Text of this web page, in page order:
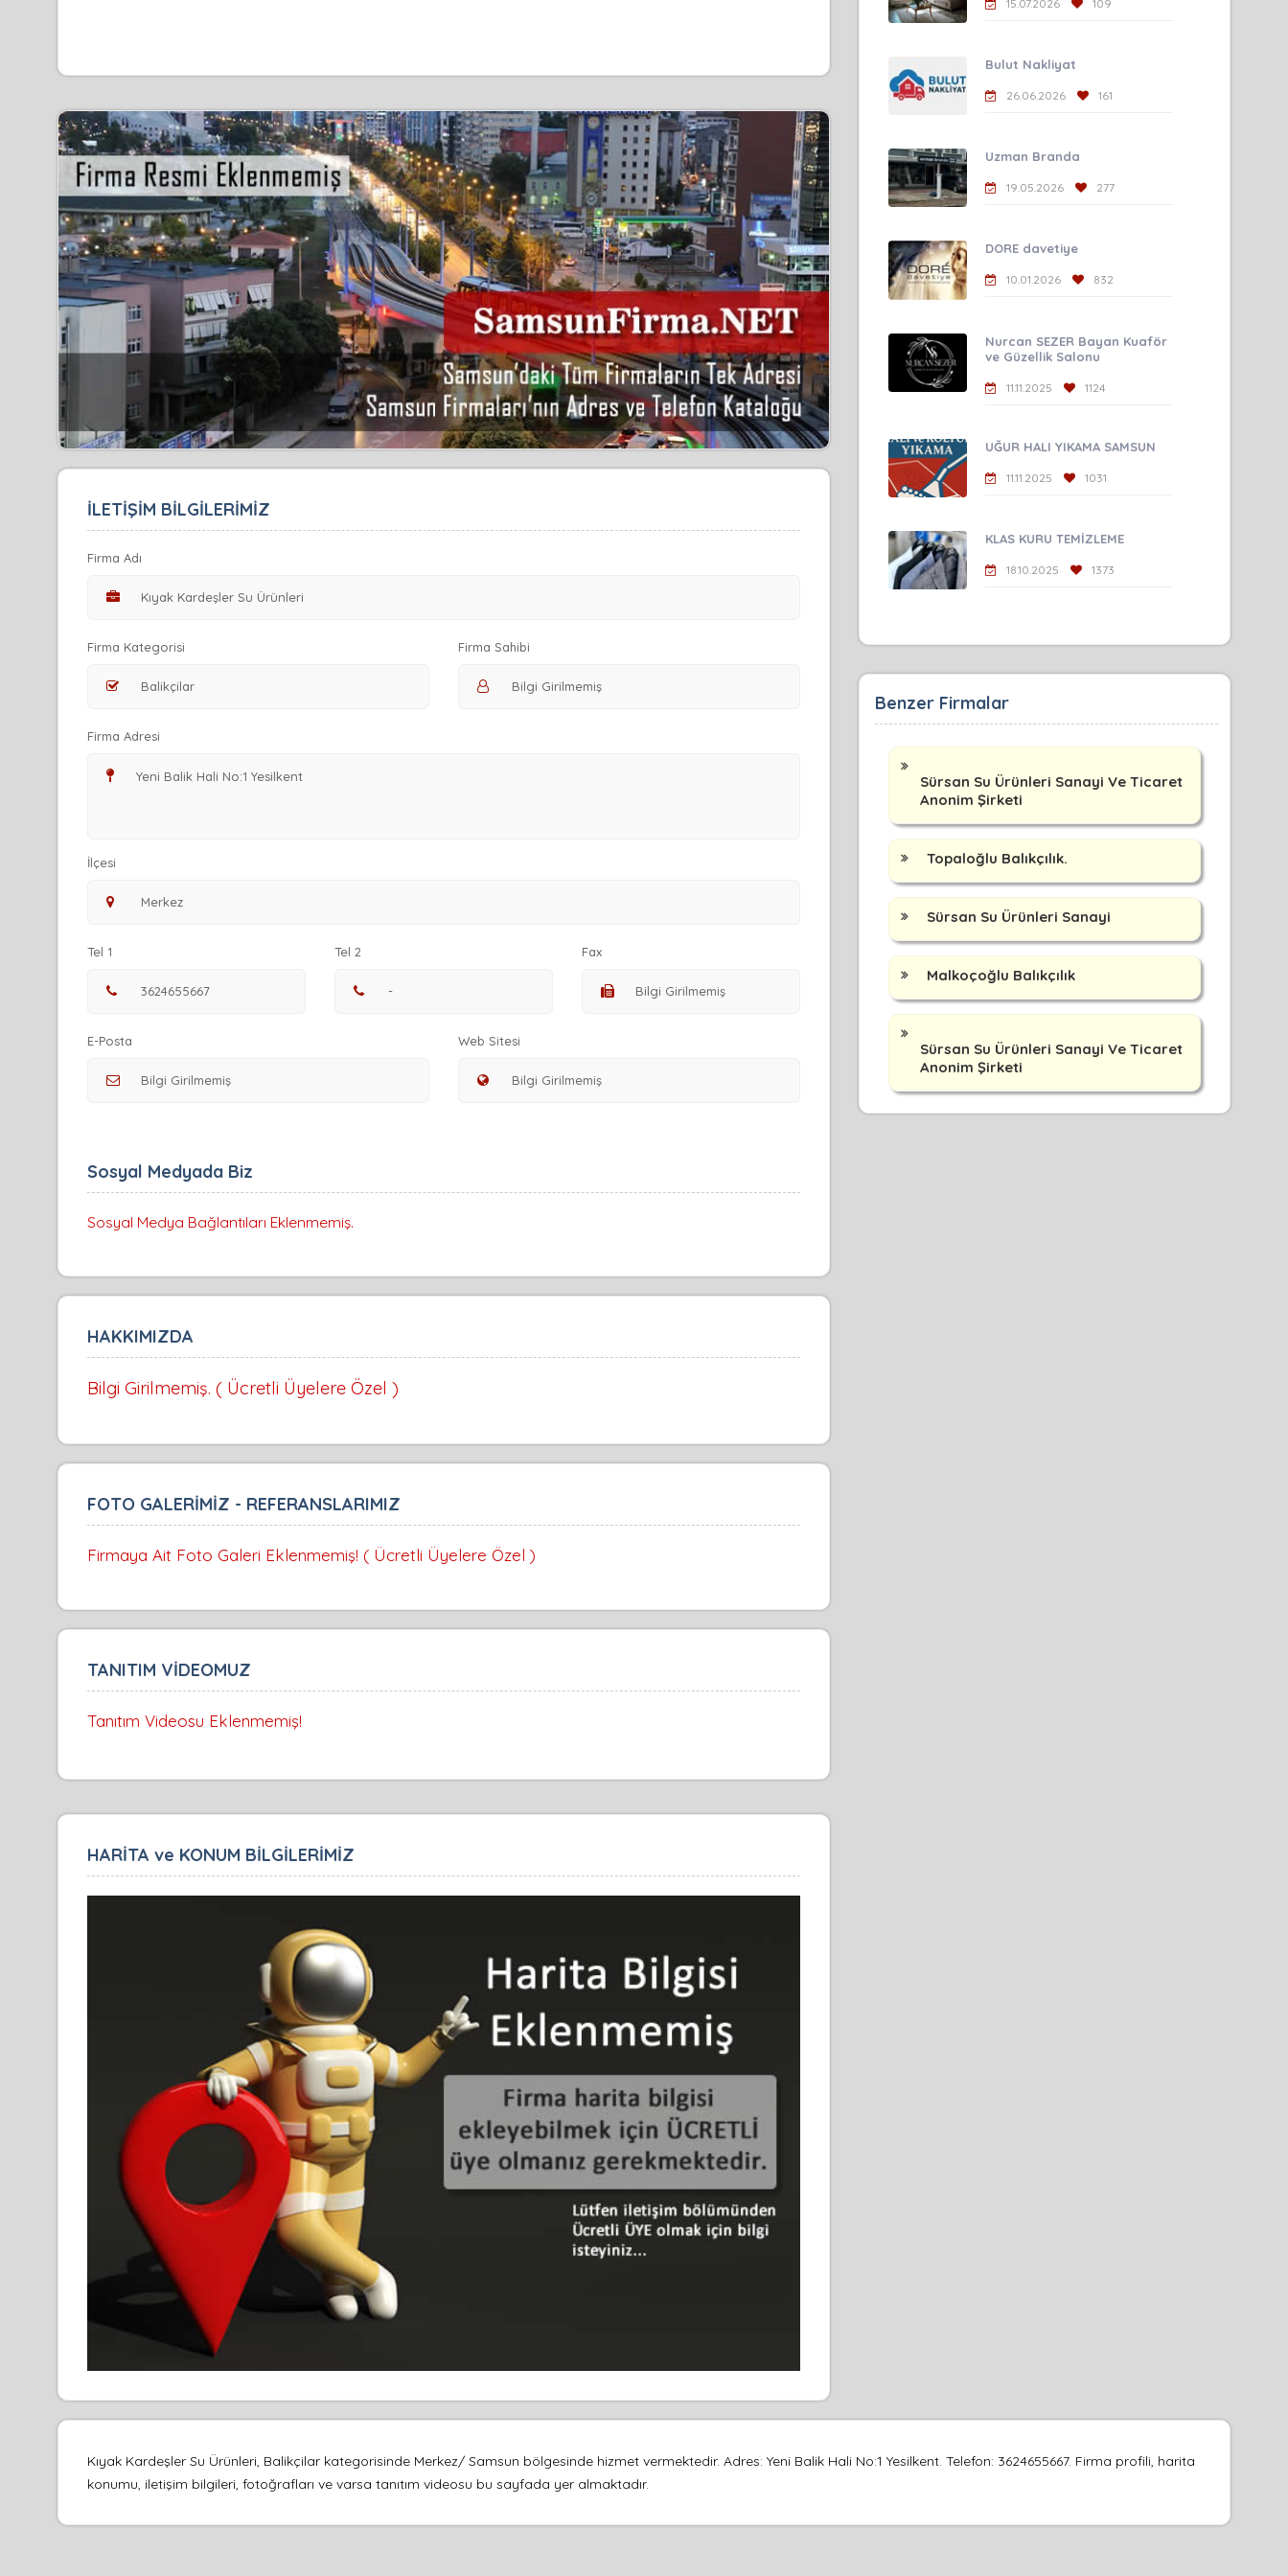
İLETİŞİM BİLGİLERİMİZ
Firma Adı
Firma Kategorisi Firma Sahibi
Firma Adresi
İlçesi
Tel 1 Tel 2 Fax
E-Posta Web Sitesi
Sosyal Medyada Biz
Sosyal Medya Bağlantıları Eklenmemiş.
HAKKIMIZDA
Bilgi Girilmemiş. ( Ücretli Üyelere Özel )
FOTO GALERİMİZ - REFERANSLARIMIZ
Firmaya Ait Foto Galeri Eklenmemiş! ( Ücretli Üyelere Özel )
TANITIM VİDEOMUZ
Tanıtım Videosu Eklenmemiş!
HARİTA ve KONUM BİLGİLERİMİZ
15.07.2026 109
Bulut Nakliyat
26.06.2026 161
Uzman Branda
19.05.2026 277
DORE davetiye
10.01.2026 832
Nurcan SEZER Bayan Kuaför
ve Güzellik Salonu
11.11.2025 1124
UĞUR HALI YIKAMA SAMSUN
11.11.2025 1031
KLAS KURU TEMİZLEME
18.10.2025 1373
Benzer Firmalar
Sürsan Su Ürünleri Sanayi Ve Ticaret
Anonim Şirketi
Topaloğlu Balıkçılık.
Sürsan Su Ürünleri Sanayi
Malkoçoğlu Balıkçılık
Sürsan Su Ürünleri Sanayi Ve Ticaret
Anonim Şirketi
Kıyak Kardeşler Su Ürünleri, Balikçilar kategorisinde Merkez/ Samsun bölgesinde hizmet vermektedir. Adres: Yeni Balik Hali No:1 Yesilkent. Telefon: 3624655667. Firma profili, harita
konumu, iletişim bilgileri, fotoğrafları ve varsa tanıtım videosu bu sayfada yer almaktadır.